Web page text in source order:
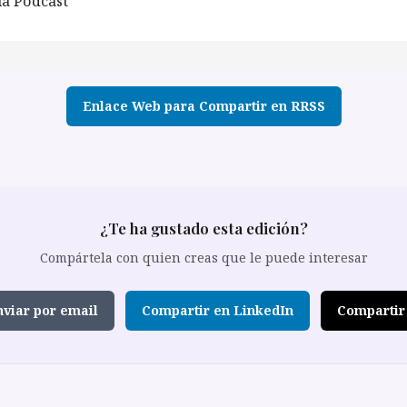
Enlace Web para Compartir en RRSS
¿Te ha gustado esta edición?
Compártela con quien creas que le puede interesar
por email Compartir en LinkedIn Compartir